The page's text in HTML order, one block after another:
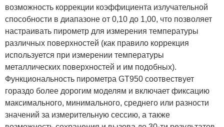
возможность коррекции коэффициента излучательной
способности в диапазоне от 0,10 до 1,00, что позволяет
настраивать пирометр для измерения температуры
различных поверхностей (как правило коррекция
используется при измерении температуры
металлических поверхностей и им подобных).
Функциональность пирометра GT950 соотвествует
гораздо более дорогим моделям и включает фиксацию
максимального, минимального, среднего или разности
значений за измерительную сессию, а также